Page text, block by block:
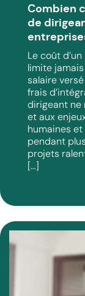
Combien
de
Le coût
limite
salaire
frais
dirigeant ne
et aux
humaines
pendant
projets
[…]